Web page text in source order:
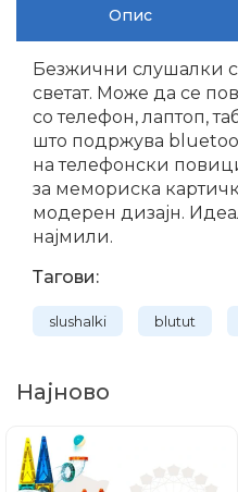
Опис
Безжични слушалки
светат. Може да се
со телефон, лаптоп,
што подржува
на телефонски
за мемориска
модерен дизајн.
најмили.
Тагови:
slushalki blutut
Најново